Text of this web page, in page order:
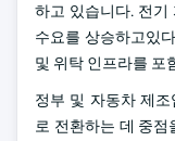
하고 있습니다. 전
수요를 상승하고있
및 위탁 인프라를 포
정부 및 자동차 제
로 전환하는 데 중점